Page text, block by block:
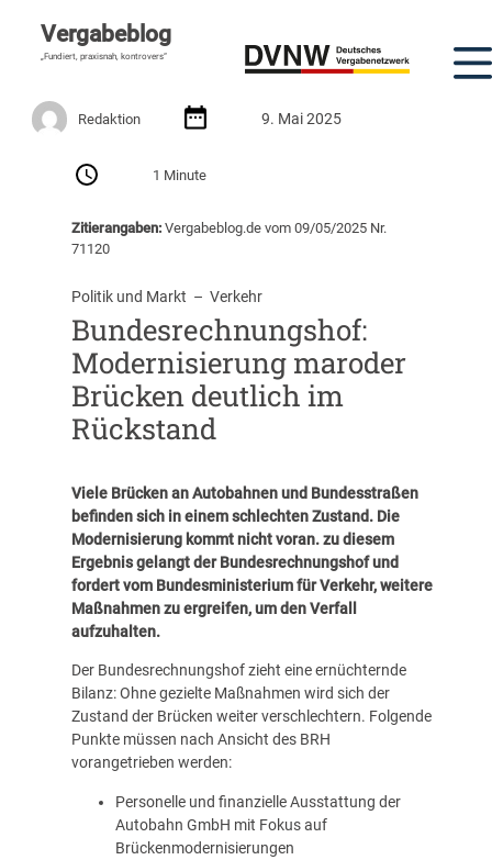
Vergabeblog
„Fundiert, praxisnah, kontrovers“
Redaktion 9. Mai 2025
1 Minute
Zitierangaben:Vergabeblog.de vom 09/05/2025 Nr.
71120
Politik und Markt
  –
Verkehr
Bundesrechnungshof:
Modernisierung maroder
Brücken deutlich im
Rückstand
Viele Brücken an Autobahnen und Bundesstraßen
befinden sich in einem schlechten Zustand. Die
Modernisierung kommt nicht voran. zu diesem
Ergebnis gelangt der Bundesrechnungshof und
fordert vom Bundesministerium für Verkehr, weitere
Maßnahmen zu ergreifen, um den Verfall
aufzuhalten.
Der Bundesrechnungshof zieht eine ernüchternde
Bilanz: Ohne gezielte Maßnahmen wird sich der
Zustand der Brücken weiter verschlechtern. Folgende
Punkte müssen nach Ansicht des BRH
vorangetrieben werden:
Personelle und finanzielle Ausstattung der
Autobahn GmbH mit Fokus auf
Brückenmodernisierungen